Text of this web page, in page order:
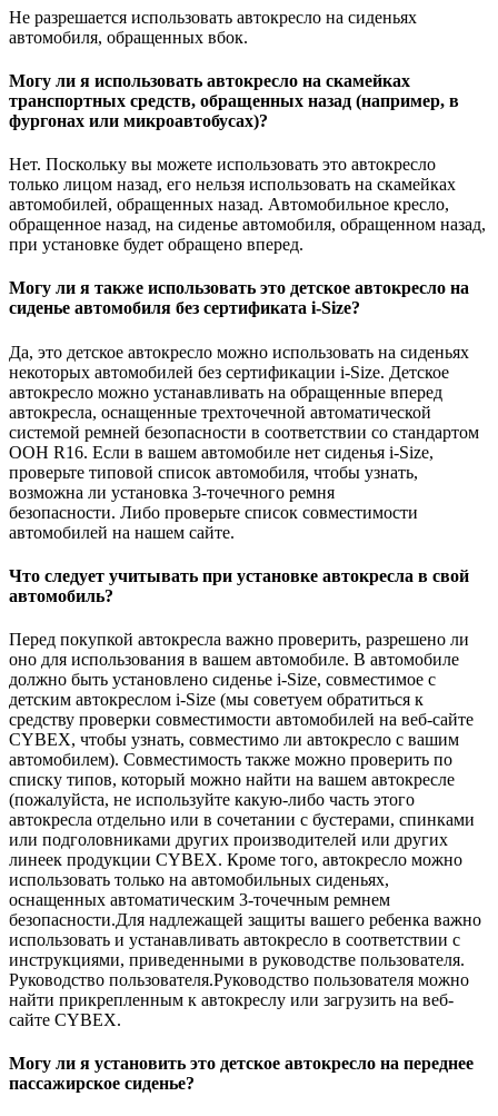
Не разрешается использовать автокресло на сиденьях
автомобиля, обращенных вбок.
Могу ли я использовать автокресло на скамейках
транспортных средств, обращенных назад (например, в
фургонах или микроавтобусах)?
Нет. Поскольку вы можете использовать это автокресло
только лицом назад, его нельзя использовать на скамейках
автомобилей, обращенных назад. Автомобильное кресло,
обращенное назад, на сиденье автомобиля, обращенном назад,
при установке будет обращено вперед.
Могу ли я также использовать это детское автокресло на
сиденье автомобиля без сертификата i-Size?
Да, это детское автокресло можно использовать на сиденьях
некоторых автомобилей без сертификации i-Size. Детское
автокресло можно устанавливать на обращенные вперед
автокресла, оснащенные трехточечной автоматической
системой ремней безопасности в соответствии со стандартом
ООН R16. Если в вашем автомобиле нет сиденья i-Size,
проверьте типовой список автомобиля, чтобы узнать,
возможна ли установка 3-точечного ремня
безопасности. Либо проверьте список совместимости
автомобилей на нашем сайте.
Что следует учитывать при установке автокресла в свой
автомобиль?
Перед покупкой автокресла важно проверить, разрешено ли
оно для использования в вашем автомобиле. В автомобиле
должно быть установлено сиденье i-Size, совместимое с
детским автокреслом i-Size (мы советуем обратиться к
средству проверки совместимости автомобилей на веб-сайте
CYBEX, чтобы узнать, совместимо ли автокресло с вашим
автомобилем). Совместимость также можно проверить по
списку типов, который можно найти на вашем автокресле
(пожалуйста, не используйте какую-либо часть этого
автокресла отдельно или в сочетании с бустерами, спинками
или подголовниками других производителей или других
линеек продукции CYBEX. Кроме того, автокресло можно
использовать только на автомобильных сиденьях,
оснащенных автоматическим 3-точечным ремнем
безопасности.Для надлежащей защиты вашего ребенка важно
использовать и устанавливать автокресло в соответствии с
инструкциями, приведенными в руководстве пользователя.
Руководство пользователя.Руководство пользователя можно
найти прикрепленным к автокреслу или загрузить на веб-
сайте CYBEX.
Могу ли я установить это детское автокресло на переднее
пассажирское сиденье?